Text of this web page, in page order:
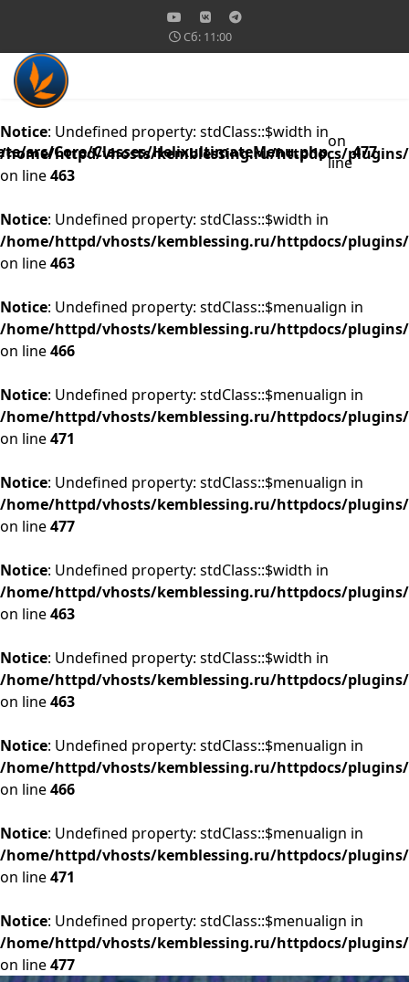
Сб: 11:00
src/Core/Classes/HelixultimateMenu.php
on
line
477
Notice: Undefined property: stdClass::$width in
/home/httpd/vhosts/kemblessing.ru/httpdocs/
on line463
Notice: Undefined property: stdClass::$width in
/home/httpd/vhosts/kemblessing.ru/httpdocs/
on line463
Notice: Undefined property: stdClass::$menualign in
/home/httpd/vhosts/kemblessing.ru/httpdocs/
on line466
Notice: Undefined property: stdClass::$menualign in
/home/httpd/vhosts/kemblessing.ru/httpdocs/
on line471
Notice: Undefined property: stdClass::$menualign in
/home/httpd/vhosts/kemblessing.ru/httpdocs/
on line477
Notice: Undefined property: stdClass::$width in
/home/httpd/vhosts/kemblessing.ru/httpdocs/
on line463
Notice: Undefined property: stdClass::$width in
/home/httpd/vhosts/kemblessing.ru/httpdocs/
on line463
Notice: Undefined property: stdClass::$menualign in
/home/httpd/vhosts/kemblessing.ru/httpdocs/
on line466
Notice: Undefined property: stdClass::$menualign in
/home/httpd/vhosts/kemblessing.ru/httpdocs/
on line471
Notice: Undefined property: stdClass::$menualign in
/home/httpd/vhosts/kemblessing.ru/httpdocs/
on line477